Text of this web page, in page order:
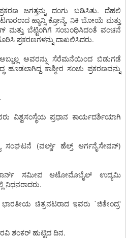
ಜಗತ್ತನ್ನು ದಂಗು ಬಡಿಸಿತು. ದೆಹಲಿ
ಹ್ಯಾನ್ಸಿ ಕ್ರೋನ್ಯೆ, ನಿಕಿ ಬೋಯೆ ಮತ್ತು
ಮತ್ತು ಬೆಟ್ಟಿಂಗಿಗೆ ಸಂಬಂಧಿಸಿದಂತೆ ವಂಚನೆ
ಪ್ರಕರಣಗಳನ್ನು ದಾಖಲಿಸಿದರು.
ಅವರನ್ನು ಸೆರೆಮನೆಯಿಂದ ಬಿಡುಗಡೆ
ಕಾಶ್ಮೀರ ಸಂಚು ಪ್ರಕರಣವನ್ನು
ವಿಶ್ವಸಂಸ್ಥೆಯ ಪ್ರಧಾನ ಕಾರ್ಯದರ್ಶಿಯಾಗಿ
ಸಂಘಟನೆ (ವರ್ಲ್ಡ್ ಹೆಲ್ತ್ ಆರ್ಗನೈಸೇಷನ್)
ಸಮೀಪ ಆಟೋಮೊಬೈಲ್ ಉದ್ಯಮಿ
ನಿಧನರಾದರು.
ಚಿತ್ರನಟರಾದ ಇವರು `ಜಿತೇಂದ್ರ'
ಶಂಕರ್ ಹುಟ್ಟಿದ ದಿನ.